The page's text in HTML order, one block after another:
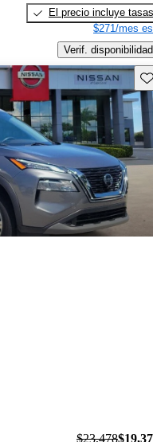
El precio incluye tasas
$271/mes
Verif. disponibilidad
$23,478